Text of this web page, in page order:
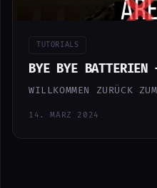
TUTORIALS
BYE BYE BATTERIEN
WILLKOMMEN ZURÜCK
14. MÄRZ 2024